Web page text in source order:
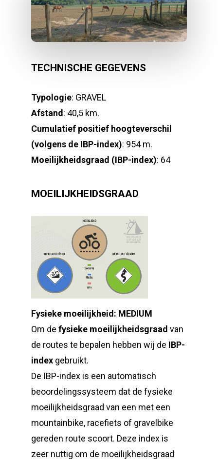
TECHNISCHE GEGEVENS
Typologie: GRAVEL
Afstand: 40,5 km.
Cumulatief positief hoogteverschil
(volgens de IBP-index): 954 m.
Moeilijkheidsgraad (IBP-index): 64
MOEILIJKHEIDSGRAAD
Fysieke moeilijkheid: MEDIUM
Om de fysieke moeilijkheidsgraad van
de routes te bepalen hebben wij de IBP-
index gebruikt.
De IBP-index is een automatisch
beoordelingssysteem dat de fysieke
moeilijkheidsgraad van een met een
mountainbike, racefiets of gravelbike
gereden route scoort. Deze index is
zeer nuttig om de moeilijkheidsgraad